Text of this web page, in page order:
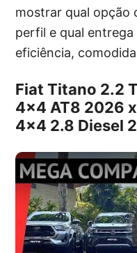
mostrar qual opção
perfil e qual
eficiência,
Fiat Titano 2.2
4×4 AT8 2026
4×4 2.8 Diesel